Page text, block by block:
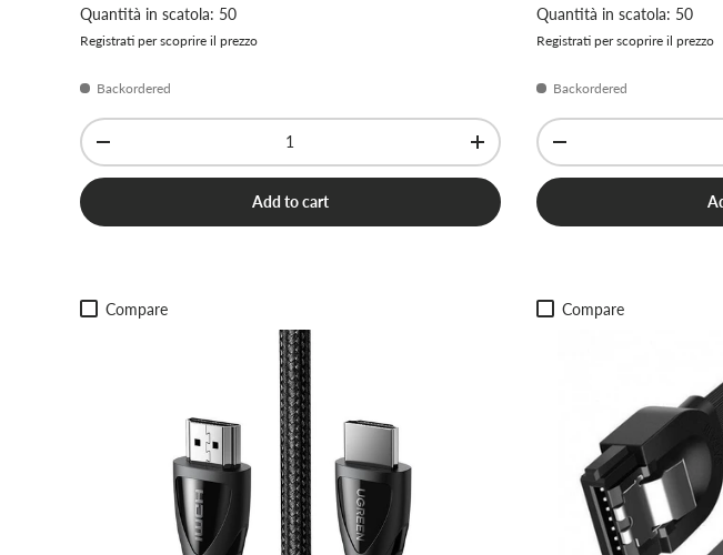
Quantità in scatola: 50
Registrati per scoprire il prezzo
Backordered
Qty
-
+
Add to cart
Quantità in scatola: 50
Registrati per scoprire il prezzo
Backordered
Qty
-
Compare Compare